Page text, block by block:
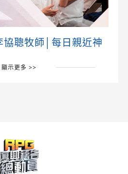
聰牧師│每日親近神
顯示更多 >>